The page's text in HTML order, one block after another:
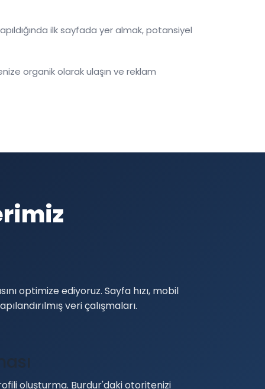
ilk sayfada yer almak, potansiyel
organik olarak ulaşın ve reklam
optimize ediyoruz. Sayfa hızı, mobil
veri çalışmaları.
oluşturma. Burdur'daki otoritenizi